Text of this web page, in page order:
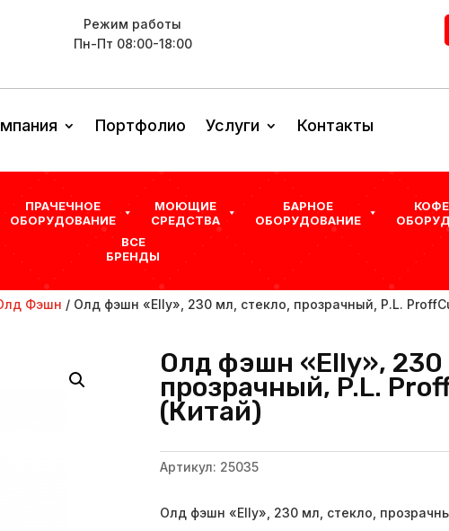
Режим работы
Пн-Пт 08:00-18:00
Портфолио Услуги Контакты
ПРАЧЕЧНОЕ
ОБОРУДОВАНИЕ
МОЮЩИЕ
СРЕДСТВА
БАРНОЕ
ОБОРУДОВАНИЕ
ВСЕ
БРЕНДЫ
Фэшн / Олд фэшн «Elly», 230 мл, стекло, прозрачный, P.L.
Олд фэшн «Elly», 230
прозрачный, P.L.
(Китай)
Артикул: 25035
Олд фэшн «Elly», 230 мл, стекло,